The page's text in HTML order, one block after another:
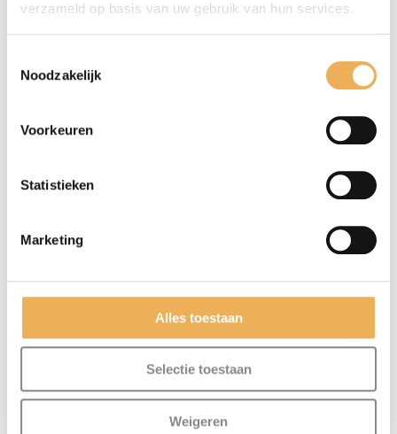
verzameld op basis van uw gebruik van hun services.
Noodzakelijk
Voorkeuren
Statistieken
Marketing
Alles toestaan
Selectie toestaan
Weigeren
GERELATEERDE PRODUCTEN
4,5 X 45
Prijsklasse:
€2.68
tot
€30.50
3,0 X 12